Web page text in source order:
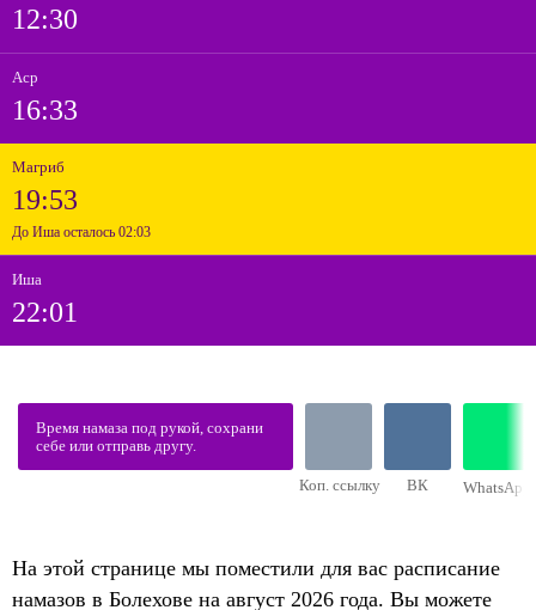
12:30
Аср
16:33
Магриб
19:53
До Иша осталось 02:03
Иша
22:01
Время намаза под рукой, сохрани
себе или отправь другу.
Коп. ссылку ВК WhatsApp
На этой странице мы поместили для вас расписание
намазов в Болехове на август 2026 года. Вы можете